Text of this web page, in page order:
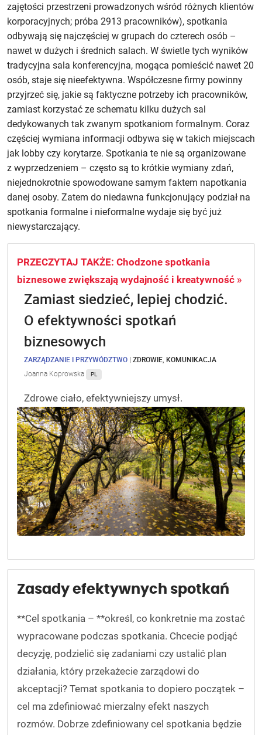
zajętości przestrzeni prowadzonych wśród różnych klientów
korporacyjnych; próba 2913 pracowników), spotkania
odbywają się najczęściej w grupach do czterech osób –
nawet w dużych i średnich salach. W świetle tych wyników
tradycyjna sala konferencyjna, mogąca pomieścić nawet 20
osób, staje się nieefektywna. Współczesne firmy powinny
przyjrzeć się, jakie są faktyczne potrzeby ich pracowników,
zamiast korzystać ze schematu kilku dużych sal
dedykowanych tak zwanym spotkaniom formalnym. Coraz
częściej wymiana informacji odbywa się w takich miejscach
jak lobby czy korytarze. Spotkania te nie są organizowane
z wyprzedzeniem – często są to krótkie wymiany zdań,
niejednokrotnie spowodowane samym faktem napotkania
danej osoby. Zatem do niedawna funkcjonujący podział na
spotkania formalne i nieformalne wydaje się być już
niewystarczający.
PRZECZYTAJ TAKŻE: Chodzone spotkania
biznesowe zwiększają wydajność i kreatywność »
Zamiast siedzieć, lepiej chodzić.
O efektywności spotkań
biznesowych
ZARZĄDZANIE I PRZYWÓDZTWO | ZDROWIE KOMUNIKACJA
Joanna Koprowska PL
Zdrowe ciało, efektywniejszy umysł.
Zasady efektywnych spotkań
**Cel spotkania – **określ, co konkretnie ma zostać
wypracowane podczas spotkania. Chcecie podjąć
decyzję, podzielić się zadaniami czy ustalić plan
działania, który przekażecie zarządowi do
akceptacji? Temat spotkania to dopiero początek –
cel ma zdefiniować mierzalny efekt naszych
rozmów. Dobrze zdefiniowany cel spotkania będzie